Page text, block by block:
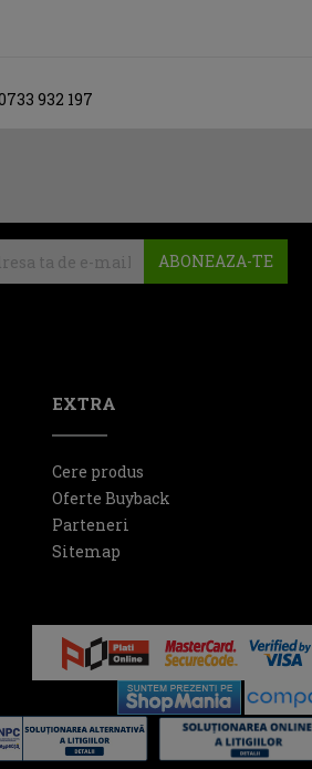
932 197
ABONEAZA-TE
EXTRA
Cere produs
Oferte Buyback
Parteneri
Sitemap